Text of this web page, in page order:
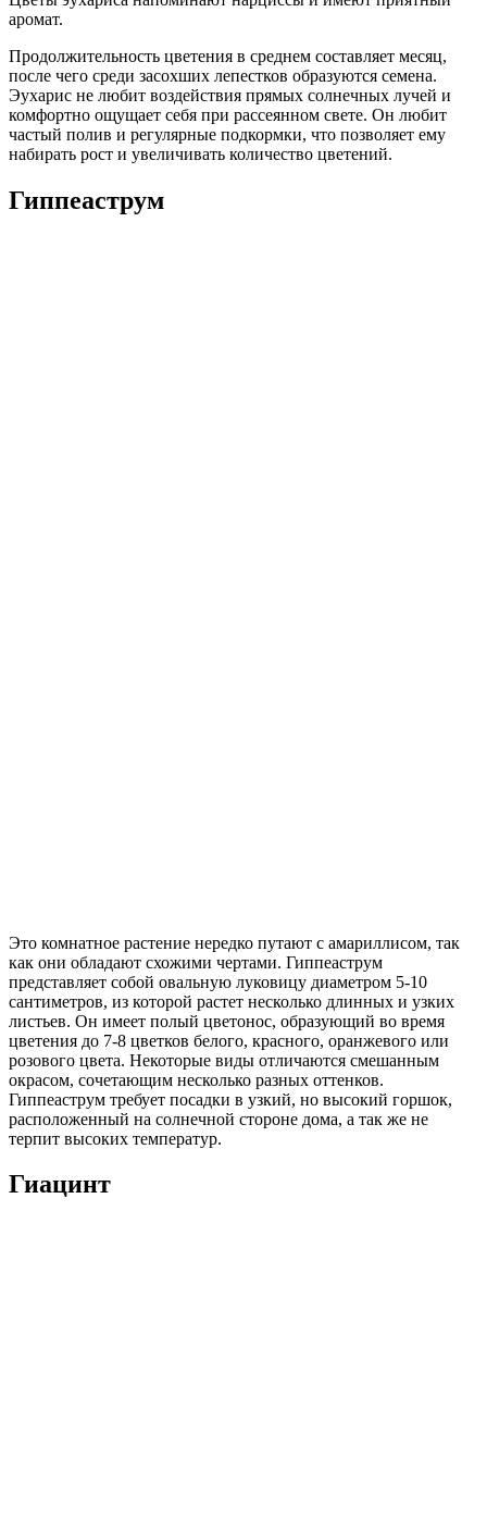
аромат.
Продолжительность цветения в среднем составляет месяц,
после чего среди засохших лепестков образуются семена.
Эухарис не любит воздействия прямых солнечных лучей и
комфортно ощущает себя при рассеянном свете. Он любит
частый полив и регулярные подкормки, что позволяет ему
набирать рост и увеличивать количество цветений.
Гиппеаструм
Это комнатное растение нередко путают с амариллисом, так
как они обладают схожими чертами. Гиппеаструм
представляет собой овальную луковицу диаметром 5-10
сантиметров, из которой растет несколько длинных и узких
листьев. Он имеет полый цветонос, образующий во время
цветения до 7-8 цветков белого, красного, оранжевого или
розового цвета. Некоторые виды отличаются смешанным
окрасом, сочетающим несколько разных оттенков.
Гиппеаструм требует посадки в узкий, но высокий горшок,
расположенный на солнечной стороне дома, а так же не
терпит высоких температур.
Гиацинт